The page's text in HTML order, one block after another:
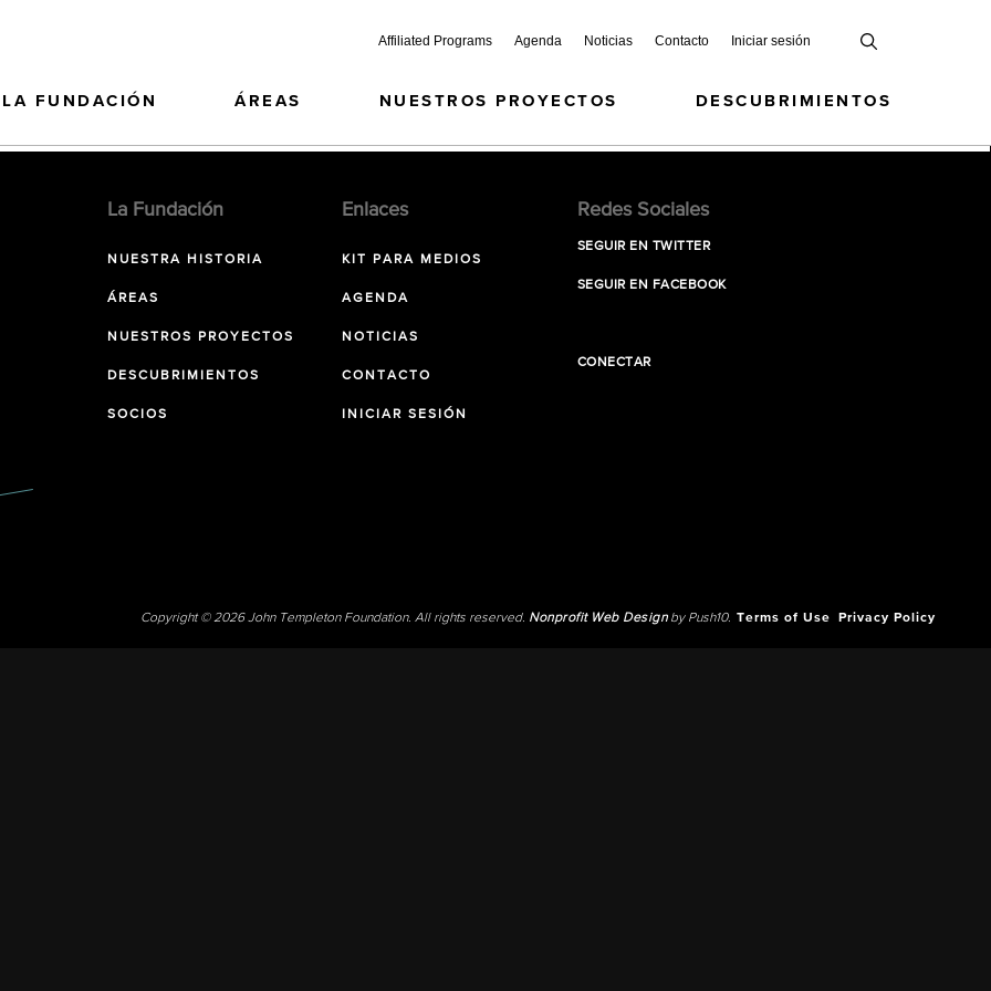
Affiliated Programs Agenda Noticias Contacto Iniciar sesión
LA FUNDACIÓN ÁREAS NUESTROS PROYECTOS DESCUBRIMIENTOS
La Fundación
NUESTRA HISTORIA
ÁREAS
NUESTROS PROYECTOS
DESCUBRIMIENTOS
SOCIOS
Enlaces
KIT PARA MEDIOS
AGENDA
NOTICIAS
CONTACTO
INICIAR SESIÓN
Redes Sociales
SEGUIR EN TWITTER
SEGUIR EN FACEBOOK
CONECTAR
Copyright © 2026 John Templeton Foundation. All rights reserved. Nonprofit Web Designby Push10. Terms of Use Privacy Policy